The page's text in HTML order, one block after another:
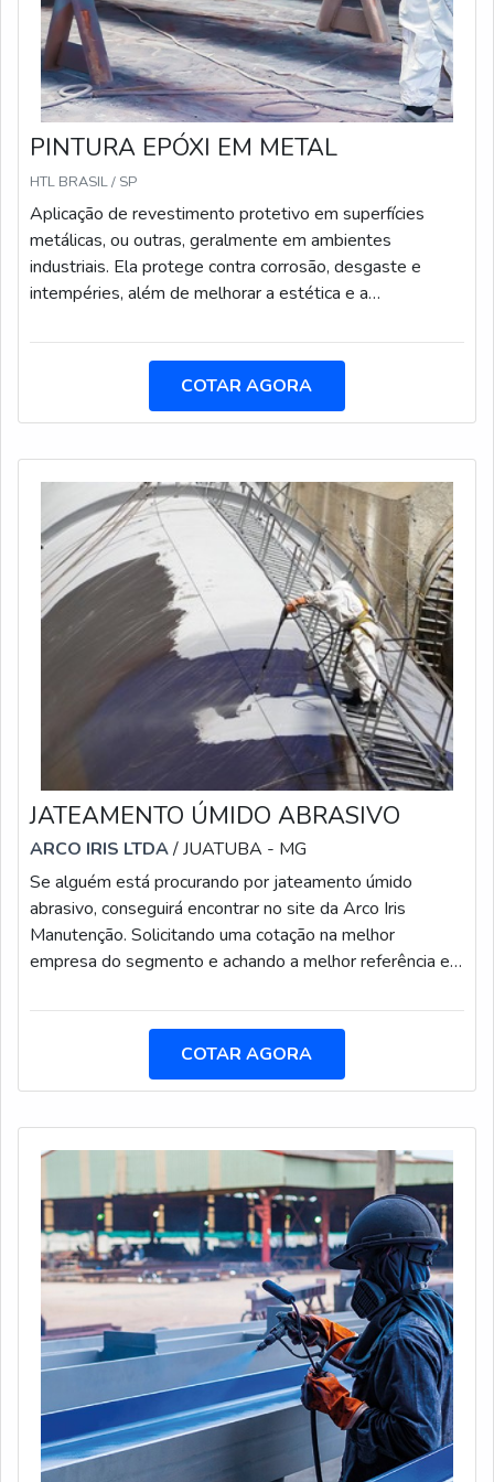
PINTURA EPÓXI EM METAL
HTL BRASIL / SP
Aplicação de revestimento protetivo em superfícies
metálicas, ou outras, geralmente em ambientes
industriais. Ela protege contra corrosão, desgaste e
intempéries, além de melhorar a estética e a
líquida, tinta epóxi, esmalte sintético ou tinta poliuterano
COTAR AGORA
JATEAMENTO ÚMIDO ABRASIVO
ARCO IRIS LTDA/ JUATUBA - MG
Se alguém está procurando por jateamento úmido
abrasivo, conseguirá encontrar no site da Arco Iris
Manutenção. Solicitando uma cotação na melhor
empresa do segmento e achando a melhor referência em
abrasivo, com os profissionais da Arco Iris Manutenção o
com o resultado dos clientes.DIFERENCIAIS
IMPORTANTES DE JATEAMENTO ÚMIDO
em proporcionar para os parceiros uma estrutura com
escritório de alta qualidade onde são realizadas as
atividades e sala de treinamento com materiais
sofisticados, tudo isso para garantir que se tenha
jateamento úmido abrasivo com proteção Há muitas
maneiras eficientes de uma empresa demonstrar
competência, excelência e destaque em sua área de
atuação. A Arco Iris Manutenção se mostra referência
por ter: Soluções para tratamento e revestimento em
metais; Profissionais com vasta experiência nas áreas de
atuação; Escritório de alta qualidade onde são realizadas
as atividades.Discorrendo ainda sobre jateamento úmido
abrasivo, na essência da empresa, a mesma deve prezar
COTAR AGORA